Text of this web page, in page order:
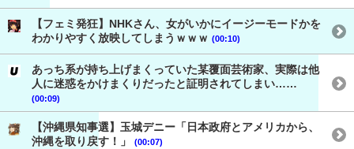
【フェミ発狂】NHKさん、女がいかにイージーモードかを
わかりやすく放映してしまうｗｗｗ (00:10)
あっち系が持ち上げまくっていた某覆面芸術家、実際は他
人に迷惑をかけまくりだったと証明されてしまい……
(00:09)
【沖縄県知事選】玉城デニー「日本政府とアメリカから、
沖縄を取り戻す！」
(00:07)